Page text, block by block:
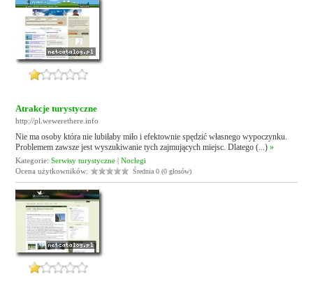
Atrakcje turystyczne
http://pl.wewerethere.info
Nie ma osoby która nie lubiłaby miło i efektownie spędzić własnego wypoczynku.
Problemem zawsze jest wyszukiwanie tych zajmujących miejsc. Dlatego (...)»
Kategorie:Serwisy turystyczne |Noclegi
Ocena użytkowników:
Średnia 0 (0 głosów)